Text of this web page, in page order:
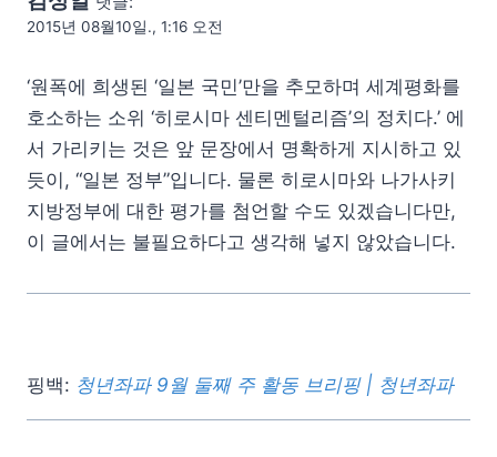
2015년 08월10일., 1:16 오전
‘원폭에 희생된 ‘일본 국민’만을 추모하며 세계평화를
호소하는 소위 ‘히로시마 센티멘털리즘’의 정치다.’ 에
서 가리키는 것은 앞 문장에서 명확하게 지시하고 있
듯이, “일본 정부”입니다. 물론 히로시마와 나가사키
지방정부에 대한 평가를 첨언할 수도 있겠습니다만,
이 글에서는 불필요하다고 생각해 넣지 않았습니다.
핑백: 청년좌파 9월 둘째 주 활동 브리핑 | 청년좌파